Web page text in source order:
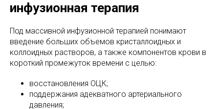
инфузионная терапия
Под массивной инфузионной терапией понимают
введение больших объемов кристаллоидных и
коллоидных растворов, а также компонентов крови в
короткий промежуток времени с целью:
восстановления ОЦК;
поддержания адекватного артериального
давления;